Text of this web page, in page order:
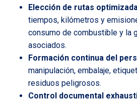
Elección de rutas
tiempos, kilómetros y
consumo de combustible y la
asociados.
Formación continua del
manipulación, embalaje,
residuos peligrosos.
Control documental